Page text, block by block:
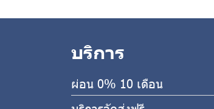
บริการ
ผ่อน 0% 10 เดือน